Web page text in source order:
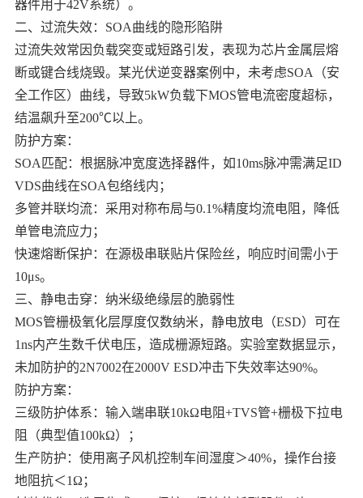
器件用于42V系统）。
二、过流失效：SOA曲线的隐形陷阱
过流失效常因负载突变或短路引发，表现为芯片金属层熔
断或键合线烧毁。某光伏逆变器案例中，未考虑SOA（安
全工作区）曲线，导致5kW负载下MOS管电流密度超标，
结温飙升至200℃以上。
防护方案：
SOA匹配：根据脉冲宽度选择器件，如10ms脉冲需满足ID
VDS曲线在SOA包络线内；
多管并联均流：采用对称布局与0.1%精度均流电阻，降低
单管电流应力；
快速熔断保护：在源极串联贴片保险丝，响应时间需小于
10μs。
三、静电击穿：纳米级绝缘层的脆弱性
MOS管栅极氧化层厚度仅数纳米，静电放电（ESD）可在
1ns内产生数千伏电压，造成栅源短路。实验室数据显示，
未加防护的2N7002在2000V ESD冲击下失效率达90%。
防护方案：
三级防护体系：输入端串联10kΩ电阻+TVS管+栅极下拉电
阻（典型值100kΩ）；
生产防护：使用离子风机控制车间湿度＞40%，操作台接
地阻抗＜1Ω；